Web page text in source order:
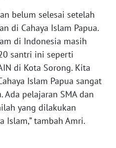
belum selesai setelah
di Cahaya Islam Papua.
di Indonesia masih
santri ini seperti
di Kota Sorong. Kita
Islam Papua sangat
pelajaran SMA dan
yang dilakukan
Islam,” tambah Amri.